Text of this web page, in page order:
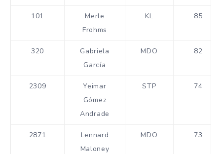
101
Merle
Frohms
KL 85
320
Gabriela
García
MDO 82
2309
Yeimar
Gómez
Andrade
STP 74
2871
Lennard
Maloney
MDO 73